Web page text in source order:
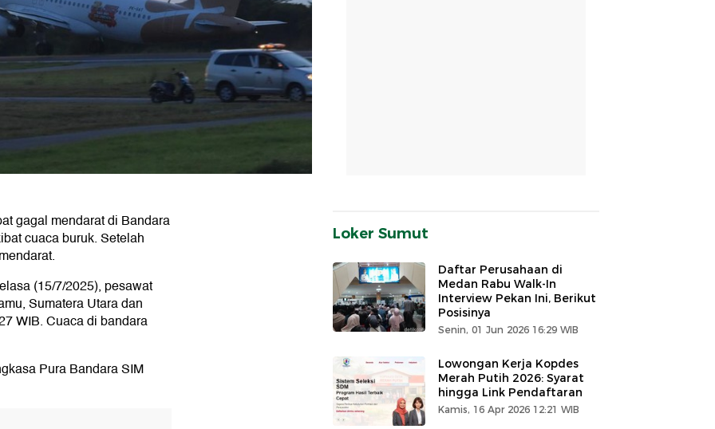
gagal mendarat di Bandara
cuaca buruk. Setelah
(15/7/2025), pesawat
Sumatera Utara dan
WIB. Cuaca di bandara
Pura Bandara SIM
Loker Sumut
Daftar Perusahaan di
Medan Rabu Walk-In
Interview Pekan Ini, Berikut
Posisinya
Senin, 01 Jun 2026 16:29 WIB
Lowongan Kerja Kopdes
Merah Putih 2026: Syarat
hingga Link Pendaftaran
Kamis, 16 Apr 2026 12:21 WIB